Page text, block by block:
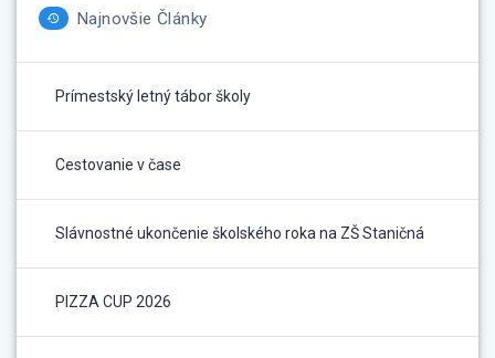
Najnovšie Články
Prímestský letný tábor školy
Cestovanie v čase
Slávnostné ukončenie školského roka na ZŠ Staničná
PIZZA CUP 2026